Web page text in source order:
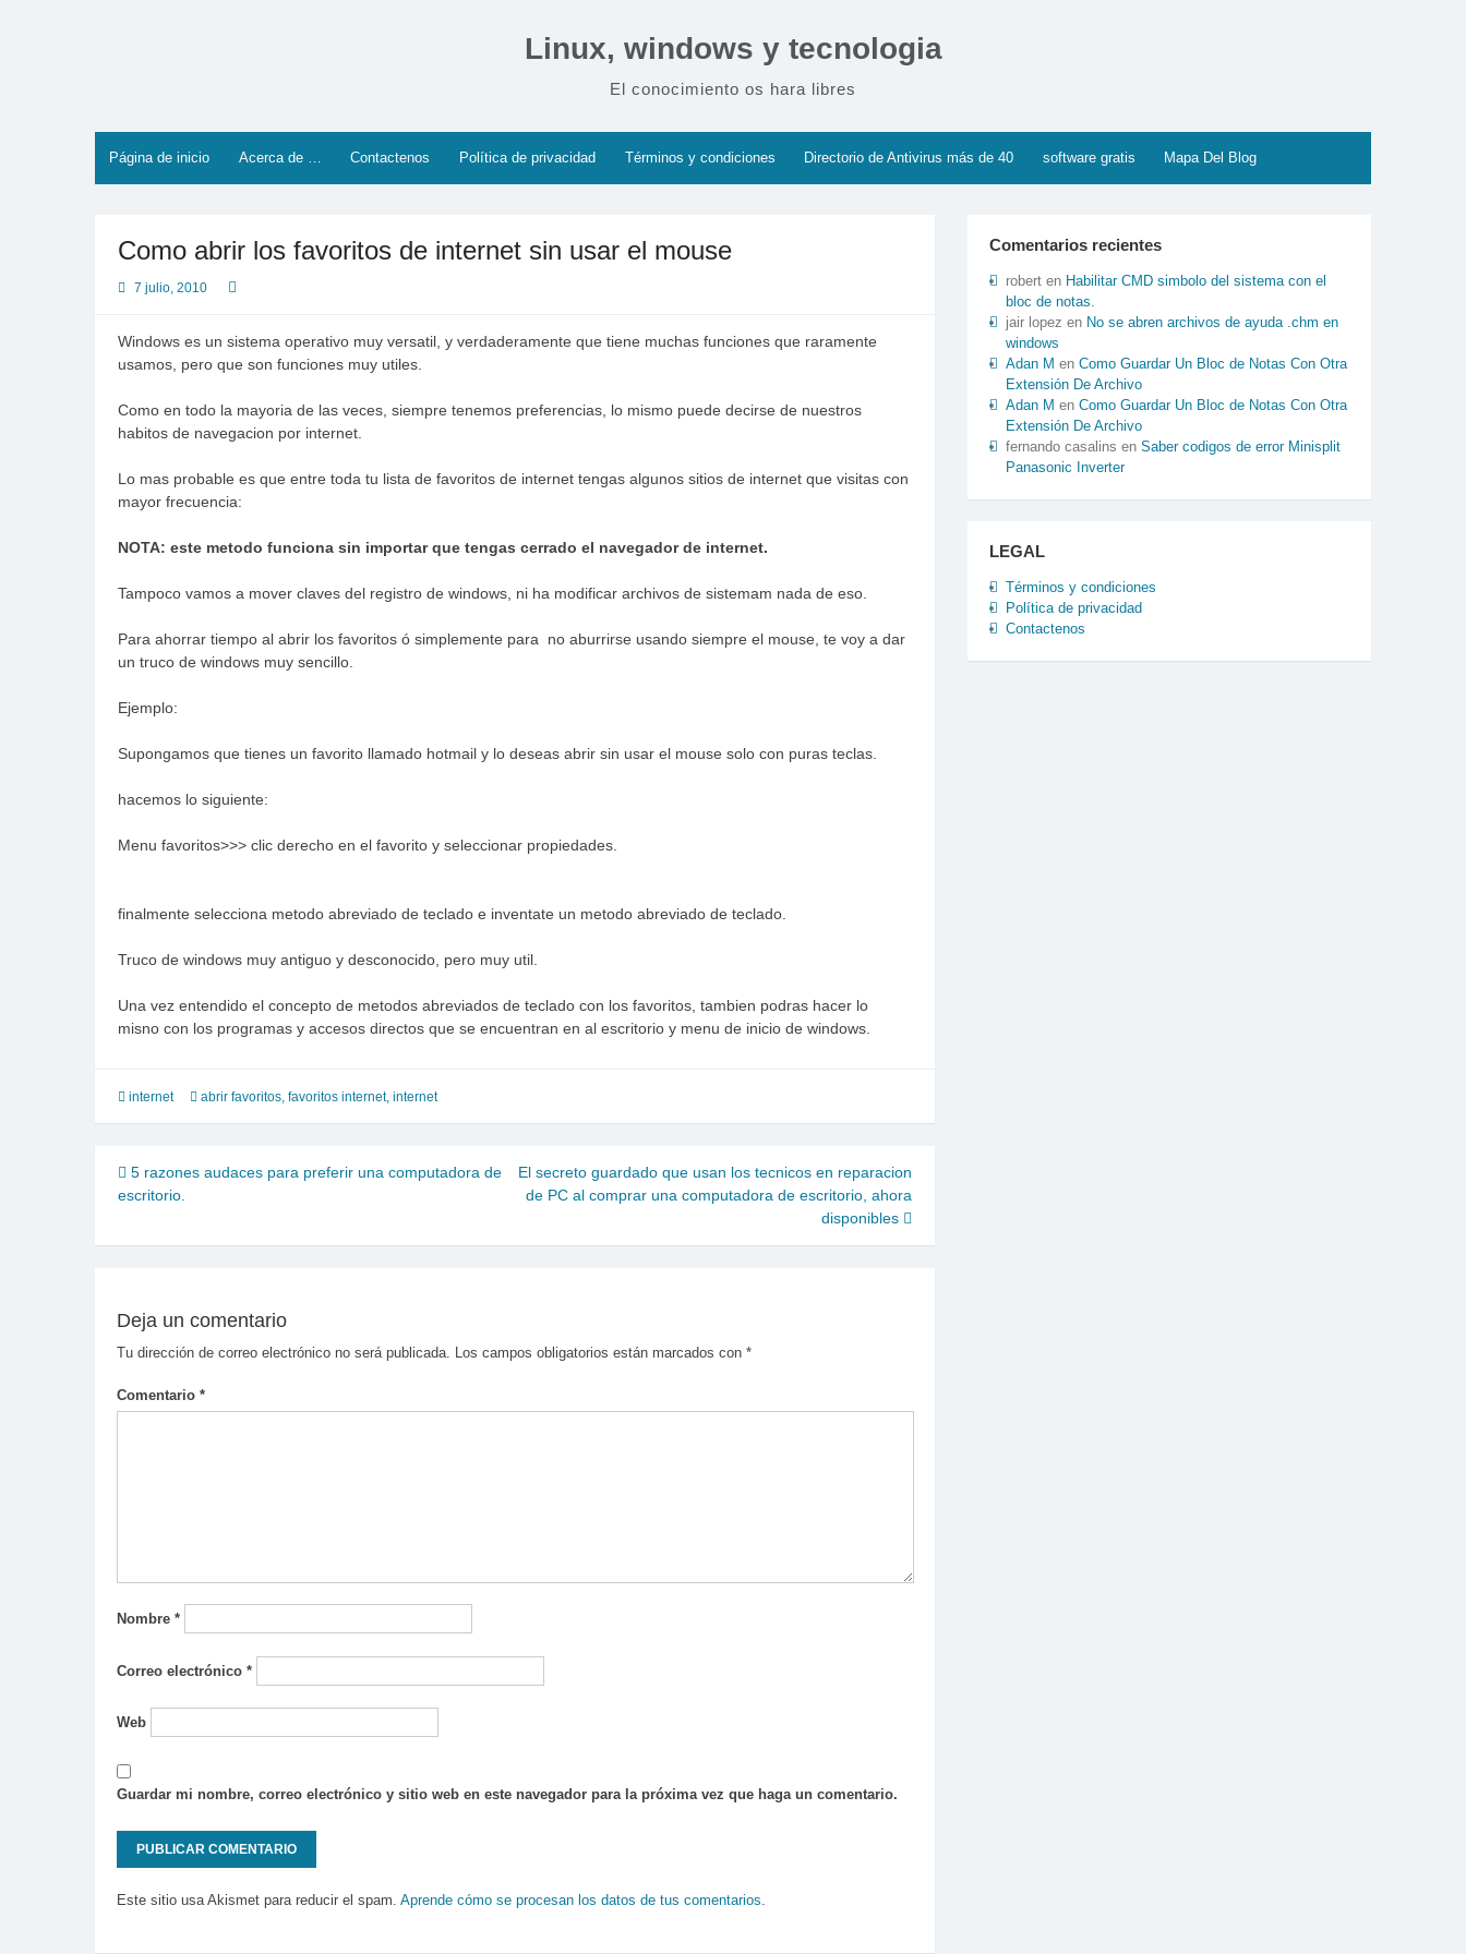
Linux, windows y tecnologia
El conocimiento os hara libres
Página de inicio Acerca de … Contactenos Política de privacidad Términos y condiciones Directorio de Antivirus más de 40 software gratis Mapa Del Blog
Como abrir los favoritos de internet sin usar el mouse
7 julio, 2010
Windows es un sistema operativo muy versatil, y verdaderamente que tiene muchas funciones que raramente
usamos, pero que son funciones muy utiles.
Como en todo la mayoria de las veces, siempre tenemos preferencias, lo mismo puede decirse de nuestros
habitos de navegacion por internet.
Lo mas probable es que entre toda tu lista de favoritos de internet tengas algunos sitios de internet que visitas con
mayor frecuencia:
NOTA: este metodo funciona sin importar que tengas cerrado el navegador de internet.
Tampoco vamos a mover claves del registro de windows, ni ha modificar archivos de sistemam nada de eso.
Para ahorrar tiempo al abrir los favoritos ó simplemente para no aburrirse usando siempre el mouse, te voy a dar
un truco de windows muy sencillo.
Ejemplo:
Supongamos que tienes un favorito llamado hotmail y lo deseas abrir sin usar el mouse solo con puras teclas.
hacemos lo siguiente:
Menu favoritos>>> clic derecho en el favorito y seleccionar propiedades.
finalmente selecciona metodo abreviado de teclado e inventate un metodo abreviado de teclado.
Truco de windows muy antiguo y desconocido, pero muy util.
Una vez entendido el concepto de metodos abreviados de teclado con los favoritos, tambien podras hacer lo
misno con los programas y accesos directos que se encuentran en al escritorio y menu de inicio de windows.
internet abrir favoritos, favoritos internet, internet
Navegación
entradas
5 razones audaces para preferir una computadora de
escritorio.
El secreto guardado que usan los tecnicos en reparacion
de PC al comprar una computadora de escritorio, ahora
disponibles
Deja un comentario
Tu dirección de correo electrónico no será publicada. Los campos obligatorios están marcados con *
Comentario *
Nombre *
Correo electrónico *
Web
Guardar mi nombre, correo electrónico y sitio web en este navegador para la próxima vez que haga un comentario.
Este sitio usa Akismet para reducir el spam. Aprende cómo se procesan los datos de tus comentarios
Comentarios recientes
roberten Habilitar CMD simbolo del sistema con el
bloc de notas.
jair lopez en No se abren archivos de ayuda .chm en
windows
Adan M en Como Guardar Un Bloc de Notas Con Otra
Extensión De Archivo
Adan M en Como Guardar Un Bloc de Notas Con Otra
Extensión De Archivo
fernando casalins en Saber codigos de error Minisplit
Panasonic Inverter
LEGAL
Términos y condiciones
Política de privacidad
Contactenos